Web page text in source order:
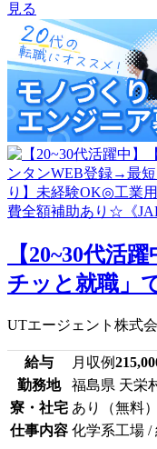
見る
【20~30代活
チッと就職」
UTエージェント株式
給与 月収例
勤務地
福島県 天栄
寮・社宅 あり（無料）
仕事内容 化学系工場 /